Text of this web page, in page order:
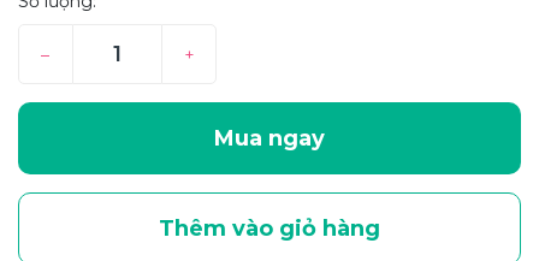
– +
Mua ngay
Thêm vào giỏ hàng